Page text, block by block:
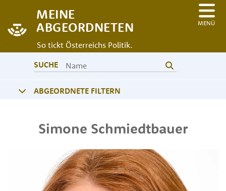
MEINE
ABGEORDNETEN
So tickt Österreichs Politik.
MENÜ
SUCHE
ABGEORDNETE FILTERN
Simone Schmiedtbauer